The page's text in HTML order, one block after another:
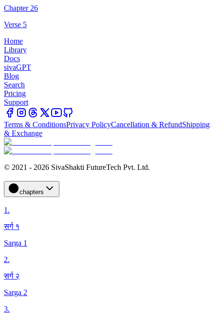
Chapter 26
Verse 5
Home
Library
Docs
sivaGPT
Blog
Search
Pricing
Support
Terms & ConditionsPrivacy PolicyCancellation & RefundShipping
& Exchange
© 2021 - 2026 SivaShakti FutureTech Pvt. Ltd.
chapters
1.
सर्ग १
Sarga 1
2.
सर्ग २
Sarga 2
3.